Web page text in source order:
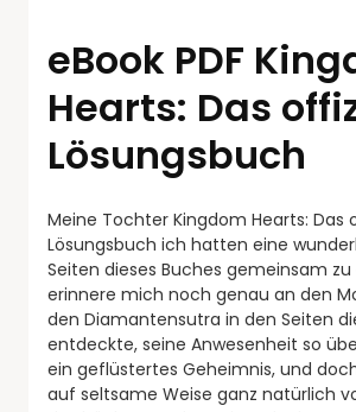
eBook PDF
Hearts: Das
Lösungsbuch
Meine Tochter Kingdom Hearts: Das
Lösungsbuch ich hatten eine
Seiten dieses Buches gemeinsam
erinnere mich noch genau an den
den Diamantensutra in den Seiten
entdeckte, seine Anwesenheit so
ein geflüstertes Geheimnis, und
auf seltsame Weise ganz natürlich